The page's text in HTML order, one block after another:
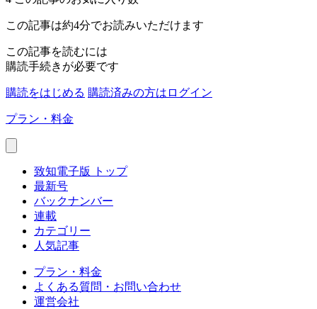
この記事は約4分でお読みいただけます
この記事を読むには
購読手続きが必要です
購読をはじめる 購読済みの方はログイン
プラン・料金
致知電子版 トップ
最新号
バックナンバー
連載
カテゴリー
人気記事
プラン・料金
よくある質問・お問い合わせ
運営会社